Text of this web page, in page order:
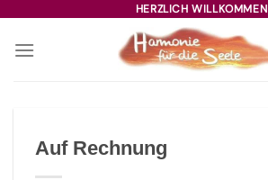
springen
HERZLICH WILLKOMMEN
Auf Rechnung